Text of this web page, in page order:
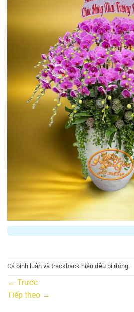
Cả bình luận và trackback hiện đều bị đóng.
← Trước
Tiếp theo →